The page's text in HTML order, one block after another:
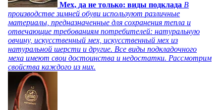
Мех, да не только: виды подклада В
производстве зимней обуви используют различные
материалы, предназначенные для сохранения тепла и
отвечающие требованиям потребителей: натуральную
овчину, искусственный мех, искусственный мех из
натуральной шерсти и другие. Все виды подкладочного
меха имеют свои достоинства и недостатки. Рассмотрим
свойства каждого из них.